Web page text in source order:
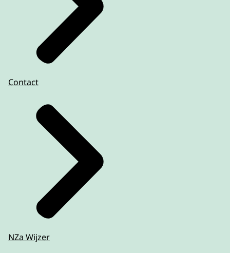
Contact
NZa Wijzer